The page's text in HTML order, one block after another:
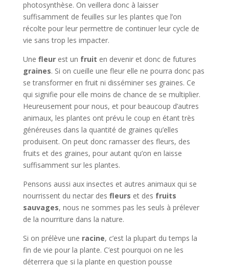
photosynthèse. On veillera donc à laisser
suffisamment de feuilles sur les plantes que l’on
récolte pour leur permettre de continuer leur cycle de
vie sans trop les impacter.
Une fleurest un fruit en devenir et donc de futures
graines. Si on cueille une fleur elle ne pourra donc pas
se transformer en fruit ni disséminer ses graines. Ce
qui signifie pour elle moins de chance de se multiplier.
Heureusement pour nous, et pour beaucoup d’autres
animaux, les plantes ont prévu le coup en étant très
généreuses dans la quantité de graines qu’elles
produisent. On peut donc ramasser des fleurs, des
fruits et des graines, pour autant qu’on en laisse
suffisamment sur les plantes.
Pensons aussi aux insectes et autres animaux qui se
nourrissent du nectar des fleurs et des fruits
sauvages, nous ne sommes pas les seuls à prélever
de la nourriture dans la nature.
Si on prélève une racine, c’est la plupart du temps la
fin de vie pour la plante. C’est pourquoi on ne les
déterrera que si la plante en question pousse